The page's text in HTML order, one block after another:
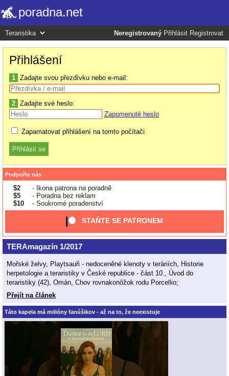
poradna.net
Neregistrovaný Přihlásit Registrovat
Přihlášení
1 Zadajte svou přezdívku nebo e-mail:
2 Zadajte své heslo:
Zapomenuté heslo
Zapamatovat přihlášení na tomto počítači
Podpořte nás
$2
- Ikona patrona na poradně
$5
- Poradna bez reklam
$10
- Soukromé poradenství
STAŇTE SE PATRONEM
TERAmagazín 1/2017
Mořské želvy, Playtsauři - nedoceněné klenoty v teráriích, Historie
herpetologie a teraristiky v České republice - část 10., Úvod do
teraristiky (42), Omán, Chov rovnakonôžok rodu Porcellio;
Přejít na článek
Táto kapela má milióny fanúšikov - až na to, že neexistuje